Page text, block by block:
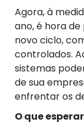
Agora, à
ano, é hora
novo ciclo,
controlados.
sistemas
de sua
enfrentar os
Oquee